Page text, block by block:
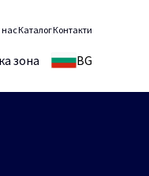
зона BG
насКаталогКонтакти